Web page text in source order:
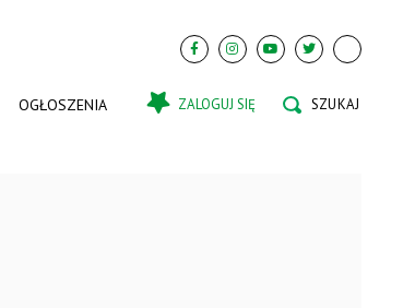
OGŁOSZENIA ZALOGUJ SIĘ